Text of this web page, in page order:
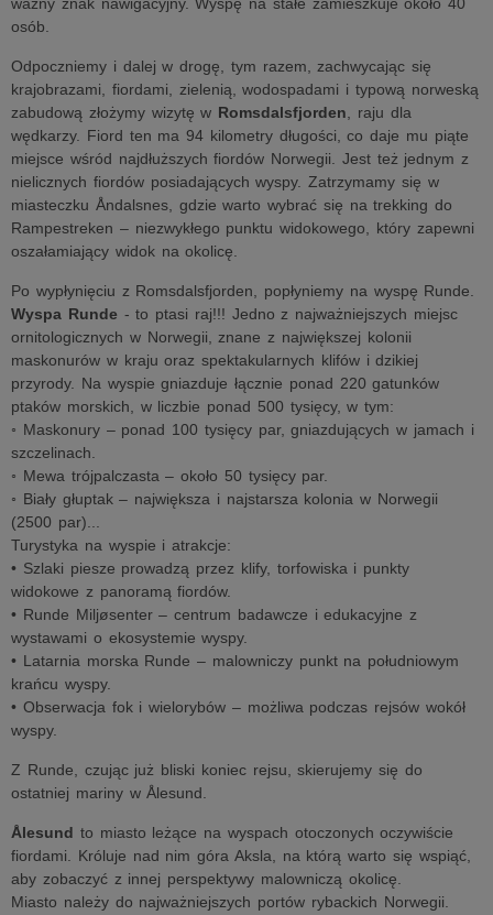
osób.
Odpoczniemy i dalej w drogę, tym razem, zachwycając się
krajobrazami, fiordami, zielenią, wodospadami i typową norweską
zabudową złożymy wizytę w Romsdalsfjorden , raju dla
wędkarzy. Fiord ten ma 94 kilometry długości, co daje mu piąte
miejsce wśród najdłuższych fiordów Norwegii. Jest też jednym z
nielicznych fiordów posiadających wyspy. Zatrzymamy się w
miasteczku Åndalsnes, gdzie warto wybrać się na trekking do
Rampestreken – niezwykłego punktu widokowego, który zapewni
oszałamiający widok na okolicę.
Po wypłynięciu z Romsdalsfjorden, popłyniemy na wyspę Runde.
Wyspa Runde - to ptasi raj!!! Jedno z najważniejszych miejsc
ornitologicznych w Norwegii, znane z największej kolonii
maskonurów w kraju oraz spektakularnych klifów i dzikiej
przyrody. Na wyspie gniazduje łącznie ponad 220 gatunków
ptaków morskich, w liczbie ponad 500 tysięcy, w tym:
◦ Maskonury – ponad 100 tysięcy par, gniazdujących w jamach i
szczelinach.
◦ Mewa trójpalczasta – około 50 tysięcy par.
◦ Biały głuptak – największa i najstarsza kolonia w Norwegii
(2500 par)...
Turystyka na wyspie i atrakcje:
• Szlaki piesze prowadzą przez klify, torfowiska i punkty
widokowe z panoramą fiordów.
• Runde Miljøsenter – centrum badawcze i edukacyjne z
wystawami o ekosystemie wyspy.
• Latarnia morska Runde – malowniczy punkt na południowym
krańcu wyspy.
• Obserwacja fok i wielorybów – możliwa podczas rejsów wokół
wyspy.
Z Runde, czując już bliski koniec rejsu, skierujemy się do
ostatniej mariny w Ålesund.
Ålesund to miasto leżące na wyspach otoczonych oczywiście
fiordami. Króluje nad nim góra Aksla, na którą warto się wspiąć,
aby zobaczyć z innej perspektywy malowniczą okolicę.
Miasto należy do najważniejszych portów rybackich Norwegii.